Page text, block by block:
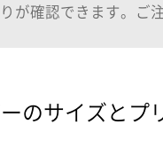
が確認できます。ご
のサイズとプ